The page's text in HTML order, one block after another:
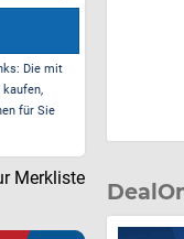
Die mit
für Sie
Merkliste